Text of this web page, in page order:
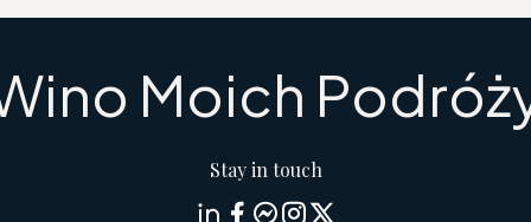
Moich
Stay in touch